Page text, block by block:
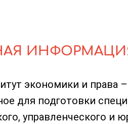
экономики и права
для подготовки
управленческого и